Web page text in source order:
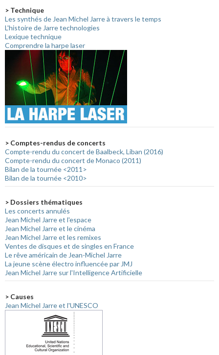
> Technique
Les synthés de Jean Michel Jarre à travers le temps
L'histoire de Jarre technologies
Lexique technique
Comprendre la harpe laser
> Comptes-rendus de concerts
Compte-rendu du concert de Baalbeck, Liban (2016)
Compte-rendu du concert de Monaco (2011)
Bilan de la tournée <2011>
Bilan de la tournée <2010>
> Dossiers thématiques
Les concerts annulés
Jean Michel Jarre et l'espace
Jean Michel Jarre et le cinéma
Jean Michel Jarre et les remixes
Ventes de disques et de singles en France
Le rêve américain de Jean-Michel Jarre
La jeune scène électro influencée par JMJ
Jean Michel Jarre sur l'Intelligence Artificielle
> Causes
Jean Michel Jarre et l'UNESCO